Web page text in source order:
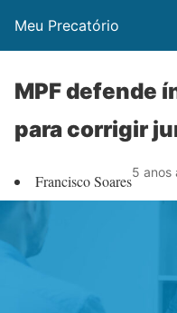
Meu Precatório
MPF defende
para corrigir
Francisco Soares5 anos